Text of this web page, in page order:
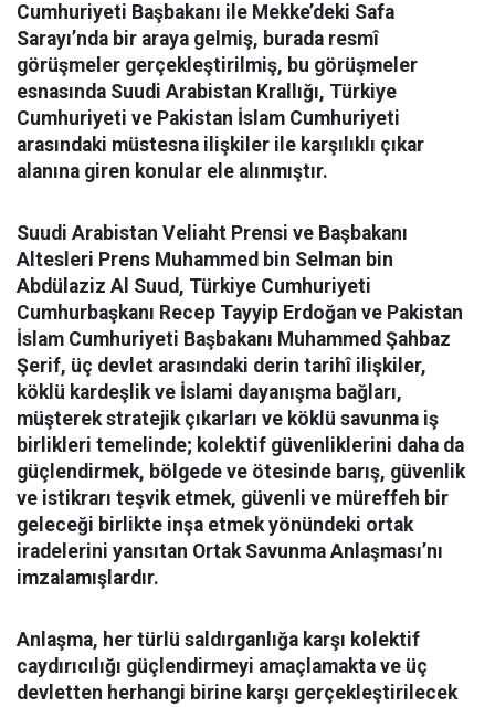
Cumhuriyeti Başbakanı ile Mekke’deki Safa
Sarayı’nda bir araya gelmiş, burada resmî
görüşmeler gerçekleştirilmiş, bu görüşmeler
esnasında Suudi Arabistan Krallığı, Türkiye
Cumhuriyeti ve Pakistan İslam Cumhuriyeti
arasındaki müstesna ilişkiler ile karşılıklı çıkar
alanına giren konular ele alınmıştır.
Suudi Arabistan Veliaht Prensi ve Başbakanı
Altesleri Prens Muhammed bin Selman bin
Abdülaziz Al Suud, Türkiye Cumhuriyeti
Cumhurbaşkanı Recep Tayyip Erdoğan ve Pakistan
İslam Cumhuriyeti Başbakanı Muhammed Şahbaz
Şerif, üç devlet arasındaki derin tarihî ilişkiler,
köklü kardeşlik ve İslami dayanışma bağları,
müşterek stratejik çıkarları ve köklü savunma iş
birlikleri temelinde; kolektif güvenliklerini daha da
güçlendirmek, bölgede ve ötesinde barış, güvenlik
ve istikrarı teşvik etmek, güvenli ve müreffeh bir
geleceği birlikte inşa etmek yönündeki ortak
iradelerini yansıtan Ortak Savunma Anlaşması’nı
imzalamışlardır.
Anlaşma, her türlü saldırganlığa karşı kolektif
caydırıcılığı güçlendirmeyi amaçlamakta ve üç
devletten herhangi birine karşı gerçekleştirilecek